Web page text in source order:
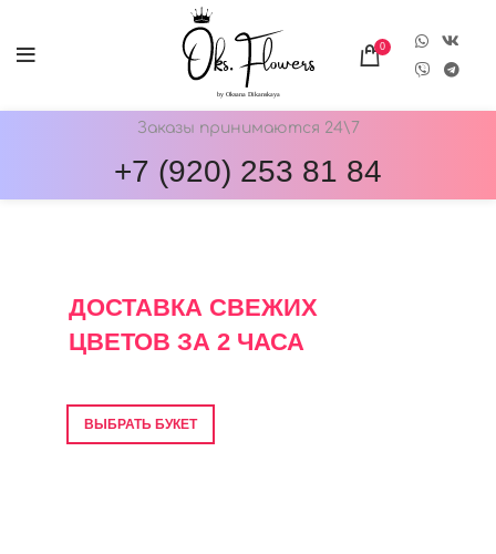
0
Заказы принимаются 24\7
+7 (920) 253 81 84
ДОСТАВКА СВЕЖИХ
ЦВЕТОВ ЗА 2 ЧАСА
ВЫБРАТЬ БУКЕТ